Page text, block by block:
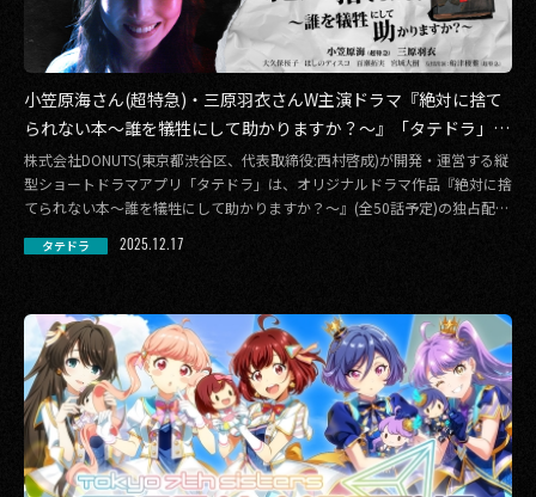
小笠原海さん(超特急)・三原羽衣さんW主演ドラマ『絶対に捨て
られない本〜誰を犠牲にして助かりますか？〜』「タテドラ」で
独占配信決定！
株式会社DONUTS(東京都渋谷区、代表取締役:西村啓成)が開発・運営する縦
型ショートドラマアプリ「タテドラ」は、オリジナルドラマ作品『絶対に捨
てられない本〜誰を犠牲にして助かりますか？〜』(全50話予定)の独占配信
タテドラ 2025.12.17